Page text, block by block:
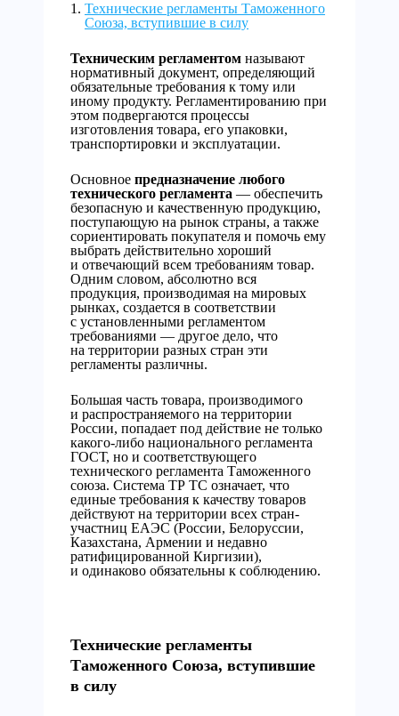
Технические регламенты Таможенного
Союза, вступившие в силу
Техническим регламентом называют
нормативный документ, определяющий
обязательные требования к тому или
иному продукту. Регламентированию при
этом подвергаются процессы
изготовления товара, его упаковки,
транспортировки и эксплуатации.
Основное предназначение любого
технического регламента — обеспечить
безопасную и качественную продукцию,
поступающую на рынок страны, а также
сориентировать покупателя и помочь ему
выбрать действительно хороший
и отвечающий всем требованиям товар.
Одним словом, абсолютно вся
продукция, производимая на мировых
рынках, создается в соответствии
с установленными регламентом
требованиями — другое дело, что
на территории разных стран эти
регламенты различны.
Большая часть товара, производимого
и распространяемого на территории
России, попадает под действие не только
какого-либо национального регламента
ГОСТ, но и соответствующего
технического регламента Таможенного
союза. Система ТР ТС означает, что
единые требования к качеству товаров
действуют на территории всех стран-
участниц ЕАЭС (России, Белоруссии,
Казахстана, Армении и недавно
ратифицированной Киргизии),
и одинаково обязательны к соблюдению.
Технические регламенты
Таможенного Союза, вступившие
в силу